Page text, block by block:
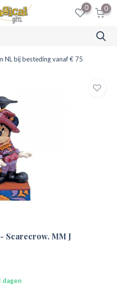
0 0
NL bij besteding vanaf € 75
Scarecrow. MM J
dagen